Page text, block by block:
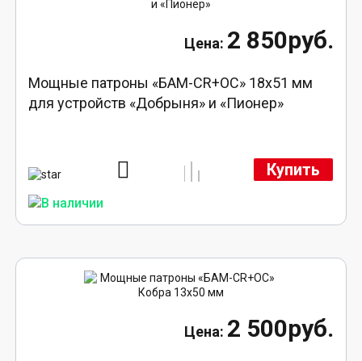
2 850руб.
Мощные патроны «БАМ-CR+ОС» 18х51 мм
для устройств «Добрыня» и «Пионер»
Купить
2 500руб.